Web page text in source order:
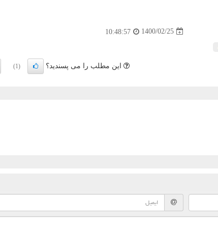
1400/02/25
10:48:57
این مطلب را می پسندید؟ (1)